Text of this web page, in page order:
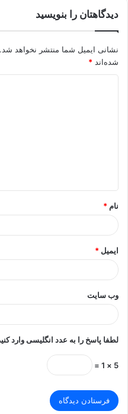
دیدگاهتان را بنویسید
نشانی ایمیل شما منتشر نخواهد شد.
شده‌اند *
*
نام *
ایمیل *
وب‌ سایت
لطفا پاسخ را به عدد انگلیسی وارد
5 × 1 =